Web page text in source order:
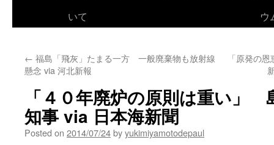
いて
ウ
← 福島「飛灰」たまる一方 一般廃棄物も放射線
懸念 via 河北新報
「原発の
「４０年廃炉の原則は重い」
知事 via 日本海新聞
Posted on 2014/07/24byyukimiyamotodepaul